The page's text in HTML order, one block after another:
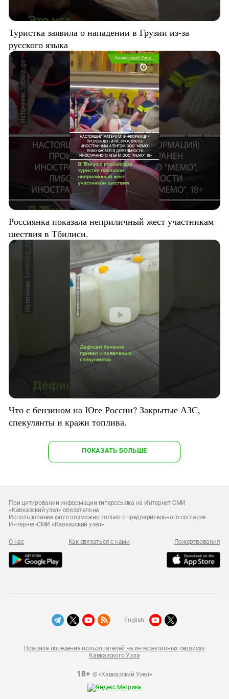
Туристка заявила о нападении в Грузии из-за
русского языка
Россиянка показала неприличный жест участникам
шествия в Тбилиси.
Что с бензином на Юге России? Закрытые АЗС,
спекулянты и кражи топлива.
ПОКАЗАТЬ БОЛЬШЕ
При цитировании информации гиперссылка на Интернет-СМИ
«Кавказский узел» обязательна
Использование фото возможно только с предварительного согласия
Интернет-СМИ «Кавказский узел»
О нас Как связаться с нами Пожертвования
18+© «Кавказский Узел»
Правила поведения пользователей на интерактивных сервисах
Кавказского Узла
English: